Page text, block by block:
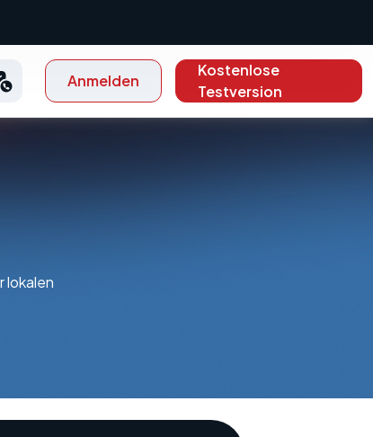
Anmelden
Kostenlose
Testversion
lokalen